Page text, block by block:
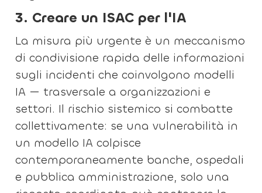
3. Creare un ISAC per l'IA
La misura più urgente è un meccanismo
di condivisione rapida delle informazioni
sugli incidenti che coinvolgono modelli
IA — trasversale a organizzazioni e
settori. Il rischio sistemico si combatte
collettivamente: se una vulnerabilità in
un modello IA colpisce
contemporaneamente banche, ospedali
e pubblica amministrazione, solo una